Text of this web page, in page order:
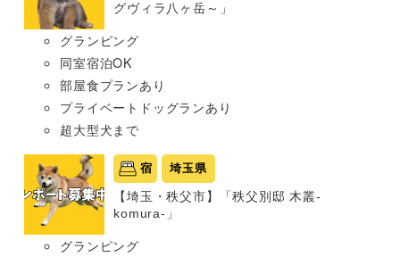
グヴィラ八ヶ岳～」
グランピング
同室宿泊OK
部屋食プランあり
プライベートドッグランあり
超大型犬まで
宿 埼玉県
【埼玉・秩父市】「秩父別邸 木叢-
komura-」
グランピング